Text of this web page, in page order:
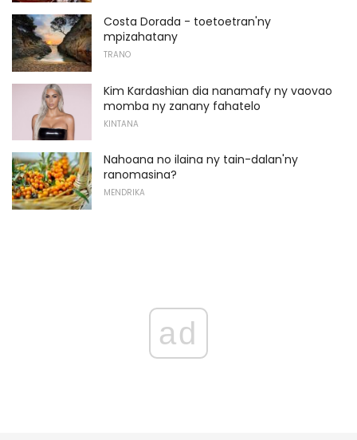
Costa Dorada - toetoetran'ny
mpizahatany
TRANO
Kim Kardashian dia nanamafy ny vaovao
momba ny zanany fahatelo
KINTANA
Nahoana no ilaina ny tain-dalan'ny
ranomasina?
MENDRIKA
ad